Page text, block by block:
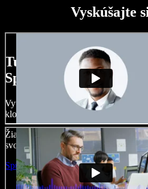
Vyskúšajte
Tu je malá ukážka
Speechify Studio.
Vytvárajte dabingy, pridajte
klonujte svoj hlas – postavíte
Žiadne učenie, všetko v prehliadači
svoje nápady na realitu.
Spustiť Studio